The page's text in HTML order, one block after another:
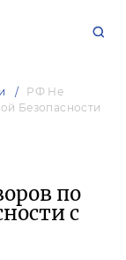
РФ Не
Безопасности
по
с